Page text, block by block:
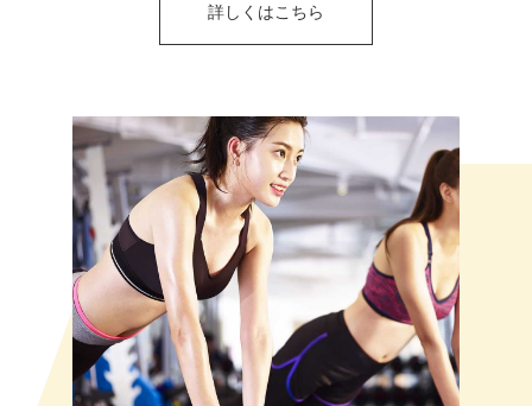
詳しくはこちら